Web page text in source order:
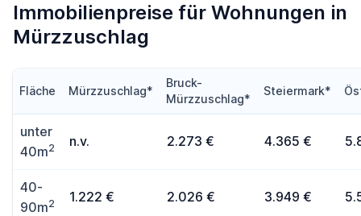
Immobilienpreise für Wohnungen in
Mürzzuschlag
Fläche Mürzzuschlag*
Bruck-
Mürzzuschlag*
Steiermark*
unter
40m2 n.v. 2.273 € 4.365 €
40-
90m2 1.222 € 2.026 € 3.949 €